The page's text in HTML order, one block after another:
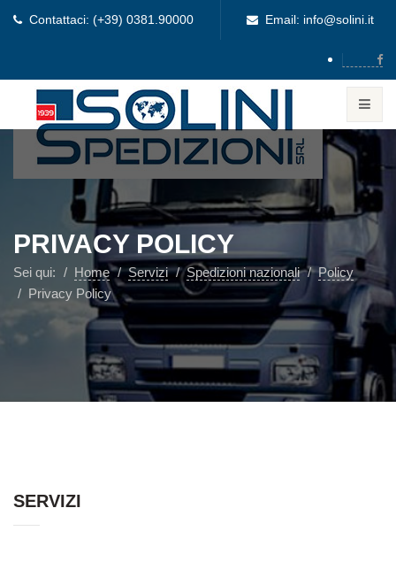
Contattaci: (+39) 0381.90000 Email: info@solini.it
PRIVACY POLICY
Sei qui: Home Servizi Spedizioni nazionali
Policy
Privacy Policy
SERVIZI